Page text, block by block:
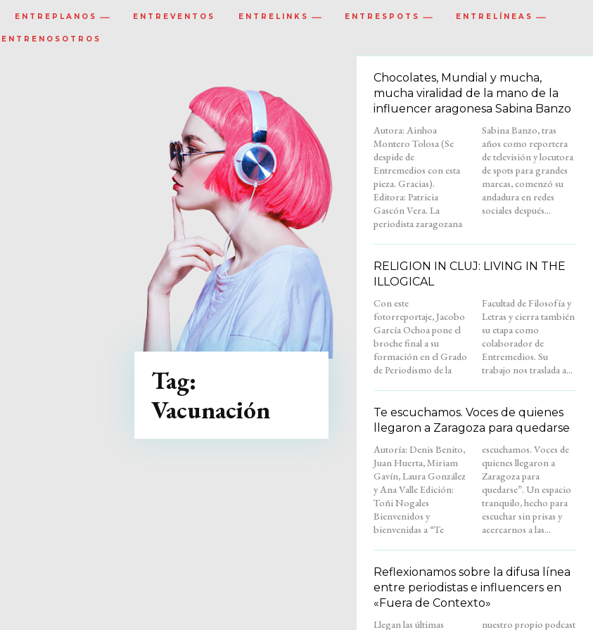
ENTREPLANOS ENTREVENTOS ENTRELINKS ENTRESPOTS ENTRELÍNEAS
ENTRENOSOTROS
Tag:
Vacunación
Chocolates, Mundial y mucha,
mucha viralidad de la mano de la
influencer aragonesa Sabina Banzo
Autora: Ainhoa
Montero Tolosa (Se
despide de
Entremedios con esta
pieza. Gracias).
Editora: Patricia
Gascón Vera. La
periodista zaragozana
Sabina Banzo, tras
años como reportera
de televisión y locutora
de spots para grandes
marcas, comenzó su
andadura en redes
sociales después...
RELIGION IN CLUJ: LIVING IN THE
ILLOGICAL
Con este
fotorreportaje, Jacobo
García Ochoa pone el
broche final a su
formación en el Grado
de Periodismo de la
Facultad de Filosofía y
Letras y cierra también
su etapa como
colaborador de
Entremedios. Su
trabajo nos traslada a...
Te escuchamos. Voces de quienes
llegaron a Zaragoza para quedarse
Autoría: Denis Benito,
Juan Huerta, Miriam
Gavín, Laura González
y Ana Valle Edición:
Toñi Nogales
Bienvenidos y
bienvenidas a “Te
escuchamos. Voces de
quienes llegaron a
Zaragoza para
quedarse”. Un espacio
tranquilo, hecho para
escuchar sin prisas y
acercarnos a las...
Reflexionamos sobre la difusa línea
entre periodistas e influencers en
«Fuera de Contexto»
Llegan las últimas
nuestro propio podcast